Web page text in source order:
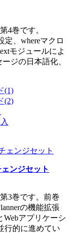
4巻です。
定、whereマクロ
モジュールによ
ジの日本語化、
(1)
(2)
ンジセット
3巻です。前巻
の機能拡張
アプリケーシ
行的に進めてい